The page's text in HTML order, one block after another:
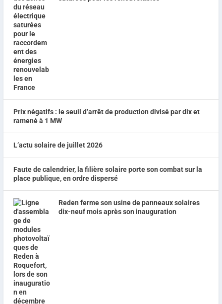
Prix négatifs : le seuil d’arrêt de production divisé par dix et
ramené à 1 MW
L’actu solaire de juillet 2026
Faute de calendrier, la filière solaire porte son combat sur la
place publique, en ordre dispersé
Reden ferme son usine de panneaux solaires
dix-neuf mois après son inauguration